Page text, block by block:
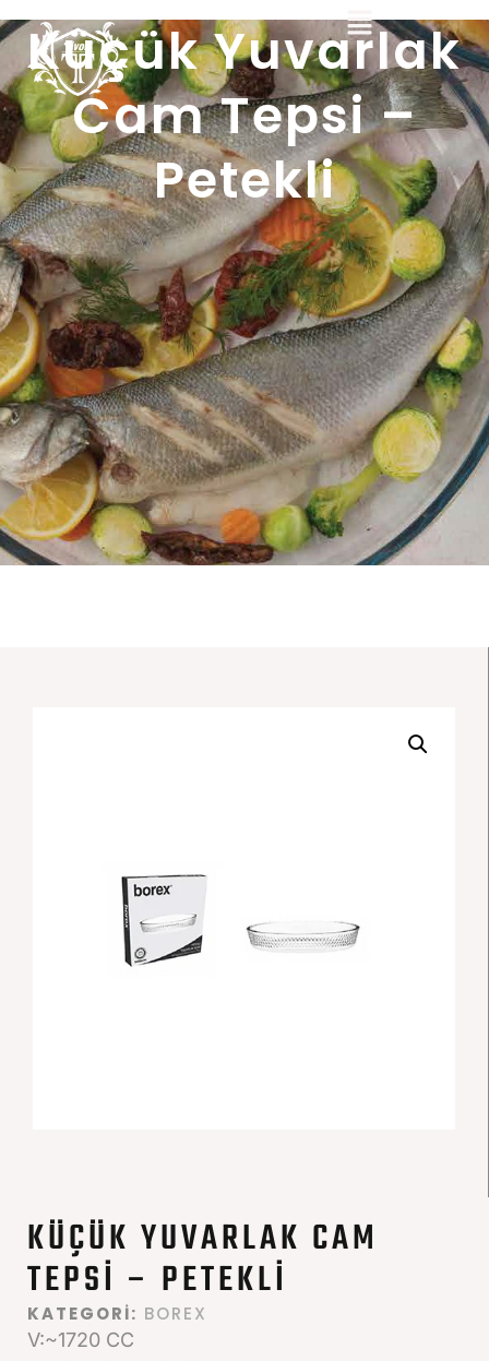
Küçük Yuvarlak
Cam Tepsi –
Petekli
KÜÇÜK YUVARLAK CAM
TEPSI – PETEKLI
KATEGORI: BOREX
V:~1720 CC